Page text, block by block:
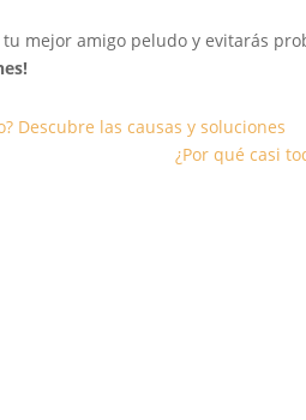
mejor amigo peludo y evitarás
Descubre las causas y soluciones
¿Por qué casi